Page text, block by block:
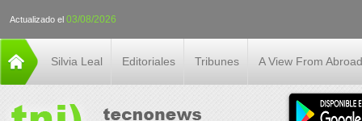
Actualizado el 03/08/2026
Silvia Leal Editoriales Tribunes A View From Abroad